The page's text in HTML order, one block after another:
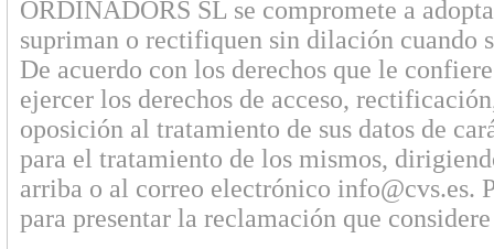
ORDINADORS SL se compromete a
supriman o rectifiquen sin dilación cuando
De acuerdo con los derechos que le
ejercer los derechos de acceso,
oposición al tratamiento de sus datos de
para el tratamiento de los mismos,
arriba o al correo electrónico info@cvs.es.
para presentar la reclamación que